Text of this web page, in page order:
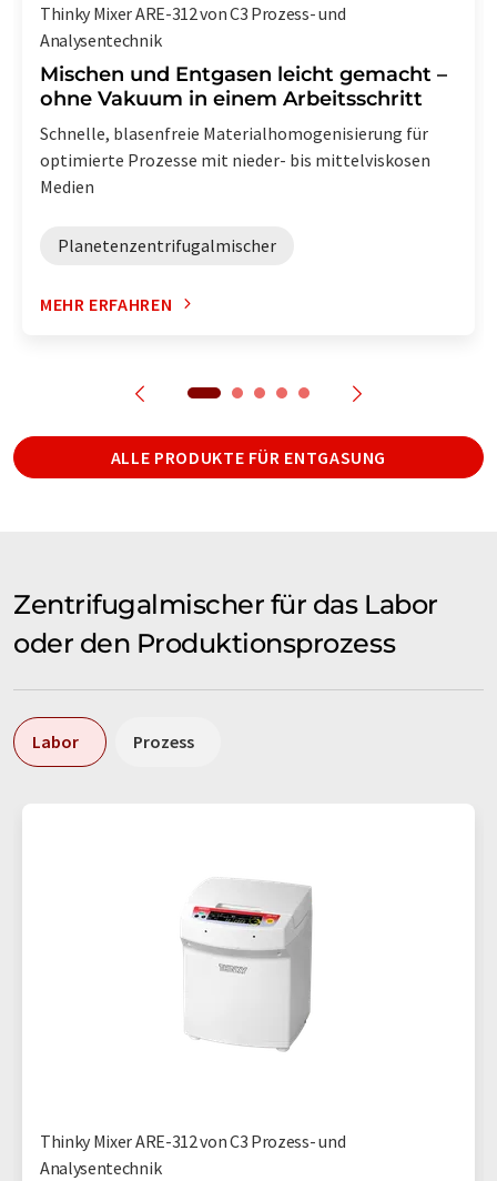
Thinky Mixer ARE-312 von C3 Prozess- und
Analysentechnik
Mischen und Entgasen leicht gemacht –
ohne Vakuum in einem Arbeitsschritt
Schnelle, blasenfreie Materialhomogenisierung für
optimierte Prozesse mit nieder- bis mittelviskosen
Medien
Planetenzentrifugalmischer
MEHR ERFAHREN
ALLE PRODUKTE FÜR ENTGASUNG
Zentrifugalmischer für das Labor
oder den Produktionsprozess
Labor Prozess
Thinky Mixer ARE-312 von C3 Prozess- und
Analysentechnik